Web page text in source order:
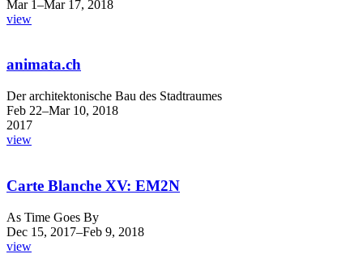
Mar 1–Mar 17, 2018
view
animata.ch
Der architektonische Bau des Stadtraumes
Feb 22–Mar 10, 2018
2017
view
Carte Blanche XV: EM2N
As Time Goes By
Dec 15, 2017–Feb 9, 2018
view